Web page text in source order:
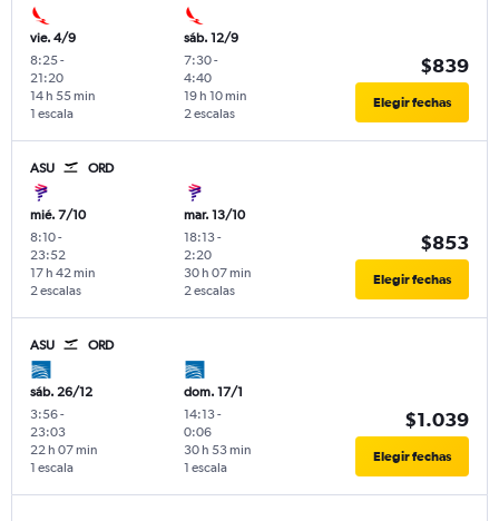
vie. 4/9
8:25-
21:20
1 escala
14 h 55 min
sáb. 12/9
7:30-
4:40
2 escalas
19 h 10 min
$839
Elegir fechas
ASU ORD
mié. 7/10
8:10-
23:52
2 escalas
17 h 42 min
mar. 13/10
18:13-
2:20
2 escalas
30 h 07 min
$853
Elegir fechas
ASU ORD
sáb. 26/12
3:56-
23:03
1 escala
22 h 07 min
dom. 17/1
14:13-
0:06
1 escala
30 h 53 min
$1.039
Elegir fechas